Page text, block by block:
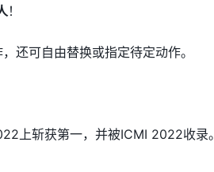
！
还可自由替换或指定待定动作。
上斩获第一，并被ICMI 2022收录。